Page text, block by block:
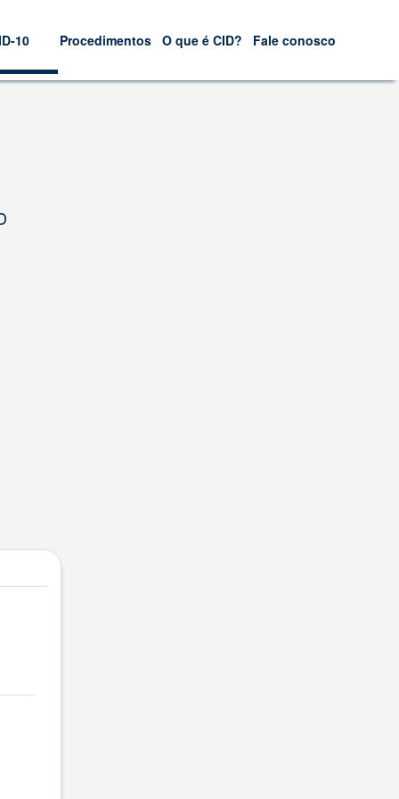
10 Procedimentos O que é CID? Fale conosco